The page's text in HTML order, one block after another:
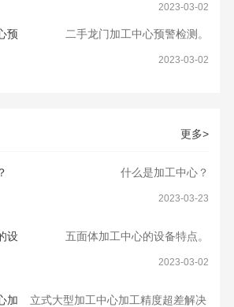
2023-03-02
二手龙门加工中心预警检测。
2023-03-02
更多>
什么是加工中心？
2023-03-23
五面体加工中心的设备特点。
2023-03-02
立式大型加工中心加工精度超差解决